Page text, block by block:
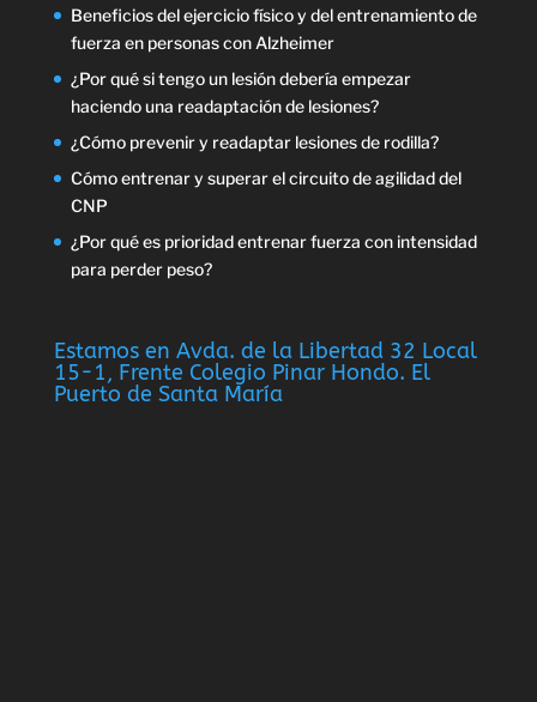
Beneficios del ejercicio físico y del entrenamiento de
fuerza en personas con Alzheimer
¿Por qué si tengo un lesión debería empezar
haciendo una readaptación de lesiones?
¿Cómo prevenir y readaptar lesiones de rodilla?
Cómo entrenar y superar el circuito de agilidad del
CNP
¿Por qué es prioridad entrenar fuerza con intensidad
para perder peso?
Estamos en Avda. de la Libertad 32 Local
15-1, Frente Colegio Pinar Hondo. El
Puerto de Santa María